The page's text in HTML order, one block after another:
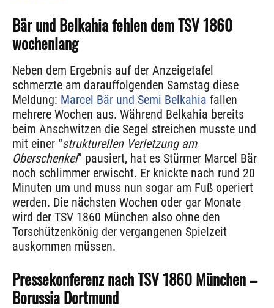
Bär und Belkahia fehlen dem TSV 1860
wochenlang
Neben dem Ergebnis auf der Anzeigetafel
schmerzte am darauffolgenden Samstag diese
Meldung: Marcel Bär und Semi Belkahia fallen
mehrere Wochen aus. Während Belkahia bereits
beim Anschwitzen die Segel streichen musste und
mit einer “strukturellen Verletzung am
Oberschenkel” pausiert, hat es Stürmer Marcel Bär
noch schlimmer erwischt. Er knickte nach rund 20
Minuten um und muss nun sogar am Fuß operiert
werden. Die nächsten Wochen oder gar Monate
wird der TSV 1860 München also ohne den
Torschützenkönig der vergangenen Spielzeit
auskommen müssen.
Pressekonferenz nach TSV 1860 München –
Borussia Dortmund